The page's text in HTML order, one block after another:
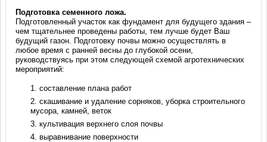
Подготовка семенного ложа.
Подготовленный участок как фундамент для будущего здания –
чем тщательнее проведены работы, тем лучше будет Ваш
будущий газон. Подготовку почвы можно осуществлять в
любое время с ранней весны до глубокой осени,
руководствуясь при этом следующей схемой агротехнических
мероприятий:
составление плана работ
скашивание и удаление сорняков, уборка строительного
мусора, камней, веток
культивация верхнего слоя почвы
выравнивание поверхности